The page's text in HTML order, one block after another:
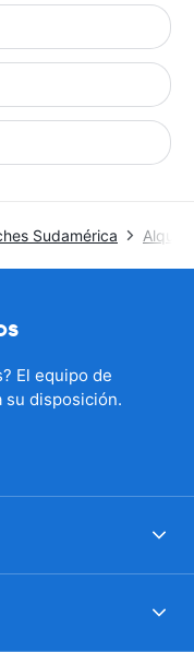
Sudamérica
El equipo de
su disposición.